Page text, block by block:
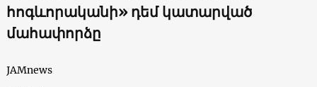
հոգևորականի» դեմ կատարված
մահափորձը
JAMnews